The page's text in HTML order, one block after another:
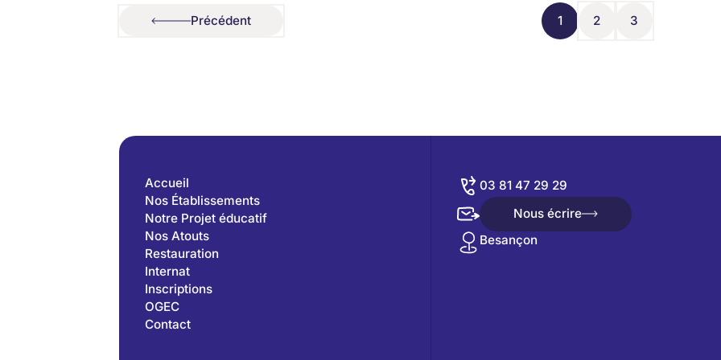
Précédent
1
1
2
3
Accueil
Nos Établissements
Notre Projet éducatif
Nos Atouts
Restauration
Internat
Inscriptions
OGEC
Contact
03 81 47 29 29
Nous écrire
Nous écrire
Besançon